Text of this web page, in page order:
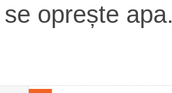
oprește apa.